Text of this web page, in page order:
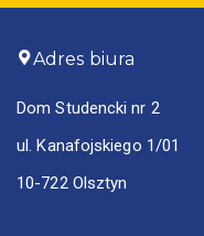
Adres biura
Dom Studencki nr 2
ul. Kanafojskiego 1/01
10-722 Olsztyn